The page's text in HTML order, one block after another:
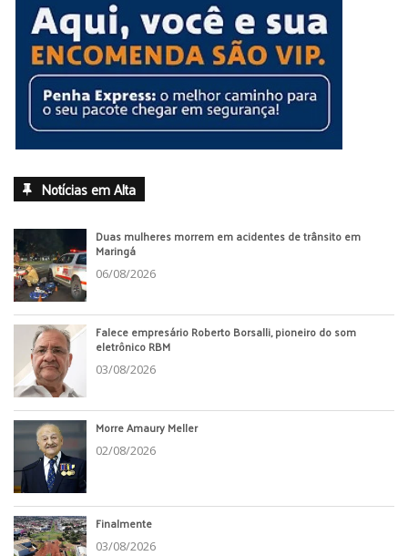
Notícias em Alta
Duas mulheres morrem em acidentes de trânsito em
Maringá
06/08/2026
Falece empresário Roberto Borsalli, pioneiro do som
eletrônico RBM
03/08/2026
Morre Amaury Meller
02/08/2026
Finalmente
03/08/2026